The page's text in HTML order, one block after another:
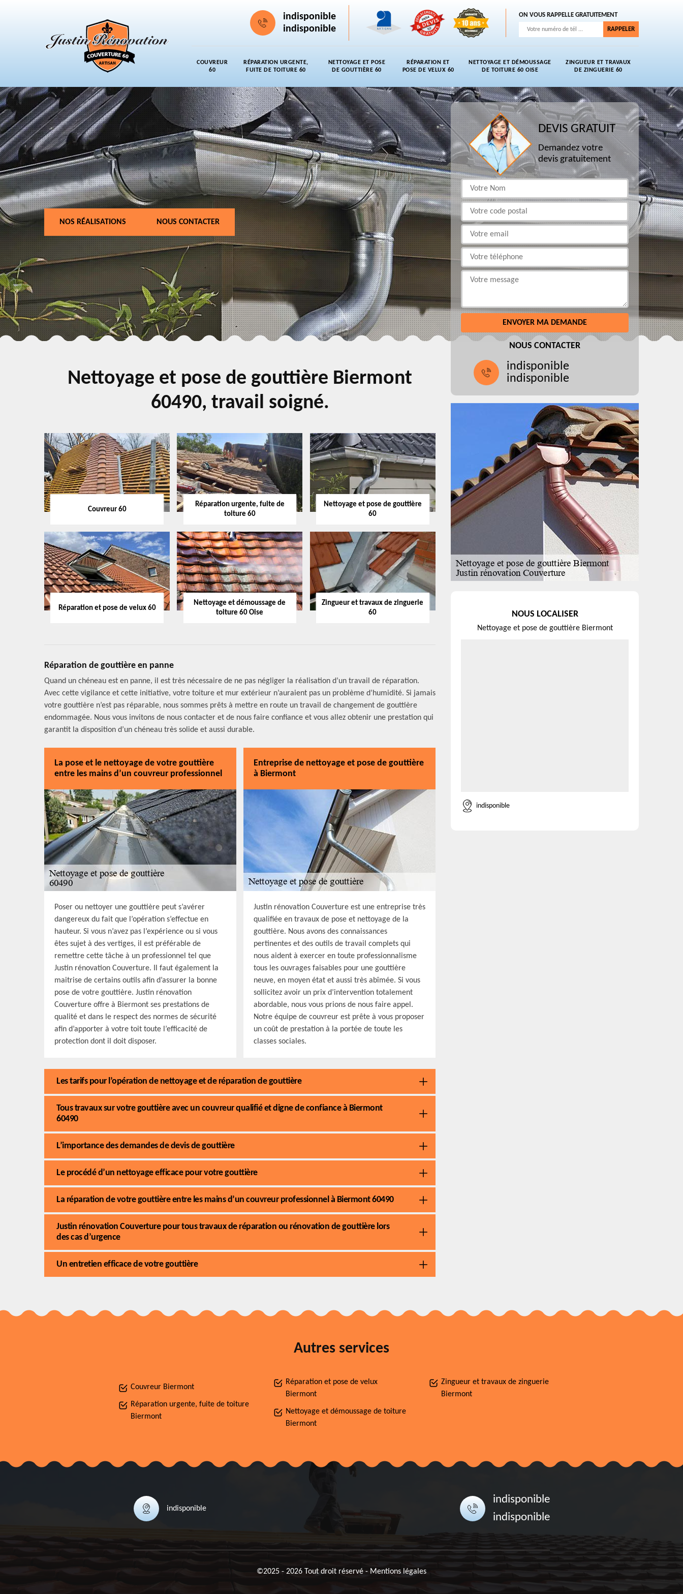
indisponible
indisponible
ON VOUS RAPPELLE GRATUITEMENT
COUVREUR
60
RÉPARATION URGENTE,
FUITE DE TOITURE 60
NETTOYAGE ET POSE
DE GOUTTIÈRE 60
RÉPARATION ET
POSE DE VELUX 60
NETTOYAGE ET DÉMOUSSAGE
DE TOITURE 60 OISE
ZINGUEUR ET TRAVAUX
DE ZINGUERIE 60
NOS RÉALISATIONS NOUS CONTACTER
Nettoyage et pose de gouttière Biermont
60490, travail soigné.
Couvreur 60
Réparation urgente, fuite de
toiture 60
Nettoyage et pose de gouttière
60
Réparation et pose de velux 60
Nettoyage et démoussage de
toiture 60 Oise
Zingueur et travaux de zinguerie
60
Réparation de gouttière en panne
Quand un chéneau est en panne, il est très nécessaire de ne pas négliger la réalisation d’un travail de réparation.
Avec cette vigilance et cette initiative, votre toiture et mur extérieur n’auraient pas un problème d’humidité. Si jamais
votre gouttière n’est pas réparable, nous sommes prêts à mettre en route un travail de changement de gouttière
endommagée. Nous vous invitons de nous contacter et de nous faire confiance et vous allez obtenir une prestation qui
garantit la disposition d’un chéneau très solide et aussi durable.
La pose et le nettoyage de votre gouttière
entre les mains d’un couvreur professionnel
Poser ou nettoyer une gouttière peut s’avérer
dangereux du fait que l’opération s’effectue en
hauteur. Si vous n’avez pas l’expérience ou si vous
êtes sujet à des vertiges, il est préférable de
remettre cette tâche à un professionnel tel que
Justin rénovation Couverture. Il faut également la
maitrise de certains outils afin d’assurer la bonne
pose de votre gouttière. Justin rénovation
Couverture offre à Biermont ses prestations de
qualité et dans le respect des normes de sécurité
afin d’apporter à votre toit toute l’efficacité de
protection dont il doit disposer.
Entreprise de nettoyage et pose de gouttière
à Biermont
Justin rénovation Couverture est une entreprise très
qualifiée en travaux de pose et nettoyage de la
gouttière. Nous avons des connaissances
pertinentes et des outils de travail complets qui
nous aident à exercer en toute professionnalisme
tous les ouvrages faisables pour une gouttière
neuve, en moyen état et aussi très abîmée. Si vous
sollicitez avoir un prix d’intervention totalement
abordable, nous vous prions de nous faire appel.
Notre équipe de couvreur est prête à vous proposer
un coût de prestation à la portée de toute les
classes sociales.
Les tarifs pour l’opération de nettoyage et de réparation de gouttière
Tous travaux sur votre gouttière avec un couvreur qualifié et digne de confiance à Biermont
60490
L’importance des demandes de devis de gouttière
Le procédé d’un nettoyage efficace pour votre gouttière
La réparation de votre gouttière entre les mains d’un couvreur professionnel à Biermont 60490
Justin rénovation Couverture pour tous travaux de réparation ou rénovation de gouttière lors
des cas d’urgence
Un entretien efficace de votre gouttière
DEVIS GRATUIT
Demandez votre
devis gratuitement
NOUS CONTACTER
indisponible
indisponible
NOUS LOCALISER
Nettoyage et pose de gouttière Biermont
indisponible
Autres services
Couvreur Biermont
Réparation urgente, fuite de toiture
Biermont
Réparation et pose de velux
Biermont
Nettoyage et démoussage de toiture
Biermont
Zingueur et travaux de zinguerie
Biermont
indisponible
indisponible
indisponible
©2025 - 2026 Tout droit réservé - Mentions légales